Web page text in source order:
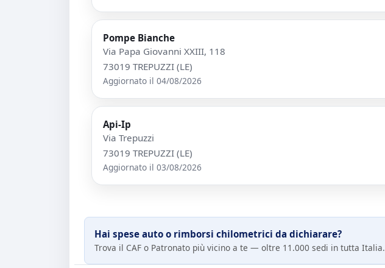
Pompe Bianche
Via Papa Giovanni XXIII, 118
73019 TREPUZZI (LE)
Aggiornato il 04/08/2026
Api-Ip
Via Trepuzzi
73019 TREPUZZI (LE)
Aggiornato il 03/08/2026
Hai spese auto o rimborsi chilometrici da dichiarare?
Trova il CAF o Patronato più vicino a te — oltre 11.000 sedi in tutta Italia.